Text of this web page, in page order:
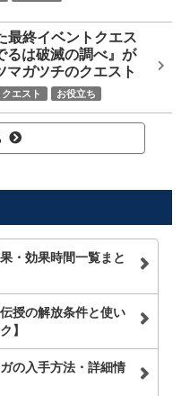
最終イベントクエス
るは破滅の調べ』が
マガツチのクエスト
エスト
お役立ち
・効果時間一覧まと
授の解放条件と使い
】
の入手方法・詳細情